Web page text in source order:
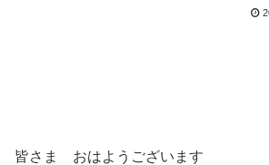
皆さま おはようございます